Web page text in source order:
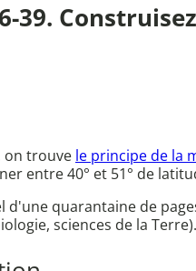
39.
on trouve le principe de la
entre 40° et 51° de
d'une quarantaine de
sciences de la Terre).